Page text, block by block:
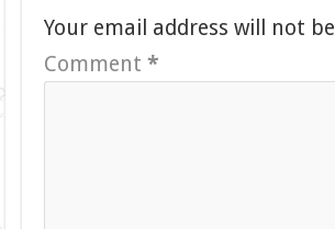
Your email address will not
Comment*